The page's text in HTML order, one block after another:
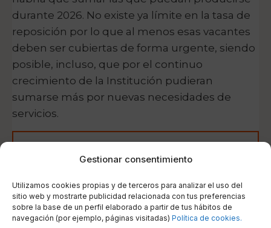
Gestionar consentimiento
Utilizamos cookies propias y de terceros para analizar el uso del
sitio web y mostrarte publicidad relacionada con tus preferencias
sobre la base de un perfil elaborado a partir de tus hábitos de
navegación (por ejemplo, páginas visitadas) Política de cookies.
durante 2026. No existe ya límite en la tasa de
reposición por lo que al menos esas vacantes
deben ser cubiertas de forma urgente, siendo
posible, incluso, que por el continuo
crecimiento de la Institución pudieran
sumarse más por nuevas necesidades de
servicios.
Precios y matrícula
Curso completo 100€/mensuales.
Matrícula gratuita.